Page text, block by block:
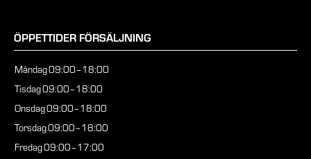
ÖPPETTIDER FÖRSÄLJNING
Måndag09:00–18:00
Tisdag09:00–18:00
Onsdag09:00–18:00
Torsdag09:00–18:00
Fredag09:00–17:00